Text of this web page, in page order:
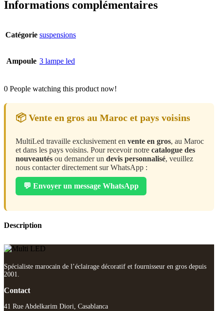
Informations complémentaires
Catégorie suspensions
Ampoule 3 lampe led
0 People watching this product now!
📦 Vente en gros au Maroc et pays voisins
MultiLed travaille exclusivement en vente en gros, au Maroc
et dans les pays voisins. Pour recevoir notre catalogue des
nouveautés ou demander un devis personnalisé, veuillez
nous contacter directement sur WhatsApp :
💬 Envoyer un message WhatsApp
Description
Spécialiste marocain de l’éclairage décoratif et fournisseur en gros depuis
2001.
Contact
41 Rue Abdelkarim Diori, Casablanca